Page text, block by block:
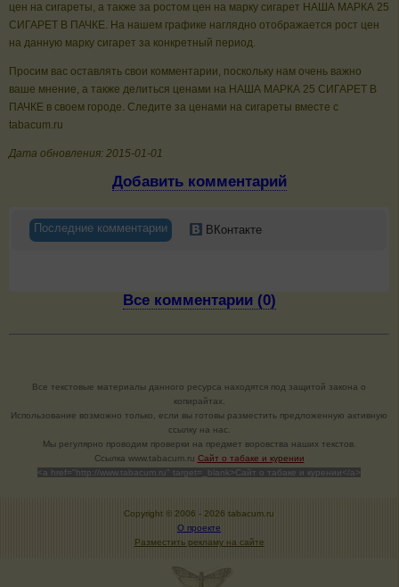
цен на сигареты, а также за ростом цен на марку сигарет НАША МАРКА 25
СИГАРЕТ В ПАЧКЕ. На нашем графике наглядно отображается рост цен
на данную марку сигарет за конкретный период.
Просим вас оставлять свои комментарии, поскольку нам очень важно
ваше мнение, а также делиться ценами на НАША МАРКА 25 СИГАРЕТ В
ПАЧКЕ в своем городе. Следите за ценами на сигареты вместе с
tabacum.ru
Дата обновления: 2015-01-01
Добавить комментарий
Последние комментарии ВКонтакте
Все комментарии (0)
Все текстовые материалы данного ресурса находятся под защитой закона о
копирайтах.
Использование возможно только, если вы готовы разместить предложенную активную
ссылку на нас.
Мы регулярно проводим проверки на предмет воровства наших текстов.
Cсылка www.tabacum.ru Сайт о табаке и курении
<a href="http://www.tabacum.ru" target=_blank>Сайт о табаке и курении</a>
Copyright © 2006 - 2026 tabacum.ru
О проекте
Разместить рекламу на сайте